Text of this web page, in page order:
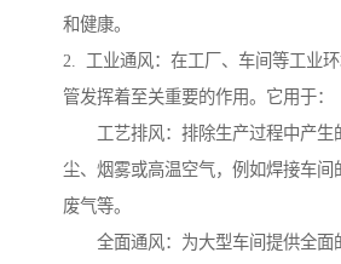
和健康。
2. 工业通风：在工厂、车间等工业
管发挥着至关重要的作用。它用于：
工艺排风：排除生产过程中产生
尘、烟雾或高温空气，例如焊接车间
废气等。
全面通风：为大型车间提供全面